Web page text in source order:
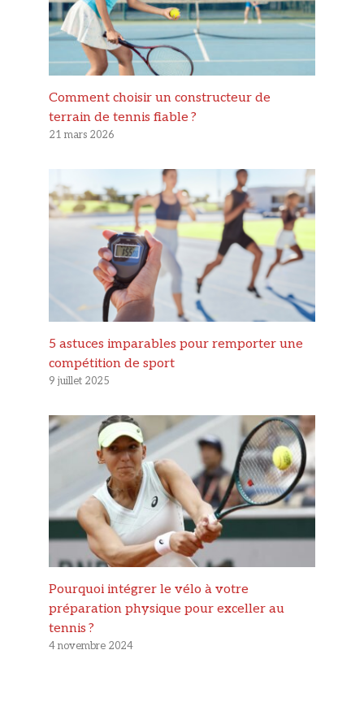
Comment choisir un constructeur de
terrain de tennis fiable ?
21 mars 2026
5 astuces imparables pour remporter une
compétition de sport
9 juillet 2025
Pourquoi intégrer le vélo à votre
préparation physique pour exceller au
tennis ?
4 novembre 2024